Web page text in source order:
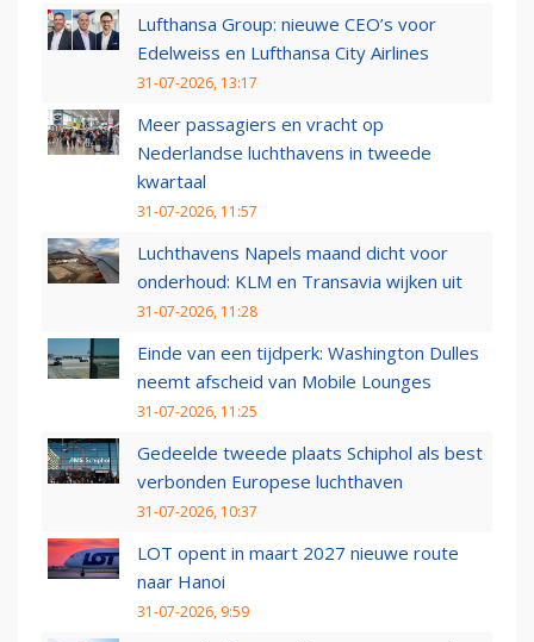
Lufthansa Group: nieuwe CEO’s voor
Edelweiss en Lufthansa City Airlines
31-07-2026, 13:17
Meer passagiers en vracht op
Nederlandse luchthavens in tweede
kwartaal
31-07-2026, 11:57
Luchthavens Napels maand dicht voor
onderhoud: KLM en Transavia wijken uit
31-07-2026, 11:28
Einde van een tijdperk: Washington Dulles
neemt afscheid van Mobile Lounges
31-07-2026, 11:25
Gedeelde tweede plaats Schiphol als best
verbonden Europese luchthaven
31-07-2026, 10:37
LOT opent in maart 2027 nieuwe route
naar Hanoi
31-07-2026, 9:59